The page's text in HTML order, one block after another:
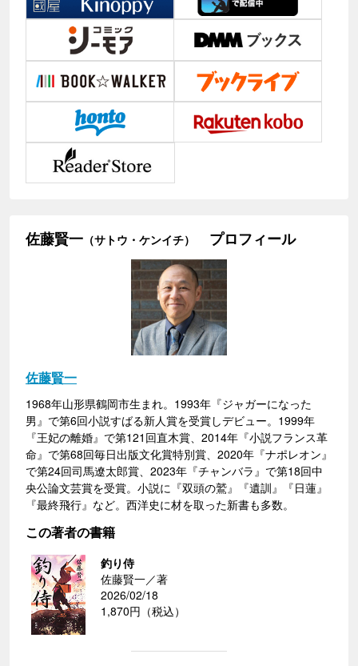
佐藤賢一 （サトウ・ケンイチ） プロフィール
佐藤賢一
1968年山形県鶴岡市生まれ。1993年『ジャガーになった
男』で第6回小説すばる新人賞を受賞しデビュー。1999年
『王妃の離婚』で第121回直木賞、2014年『小説フランス革
命』で第68回毎日出版文化賞特別賞、2020年『ナポレオン』
で第24回司馬遼太郎賞、2023年『チャンバラ』で第18回中
央公論文芸賞を受賞。小説に『双頭の鷲』『遺訓』『日蓮』
『最終飛行』など。西洋史に材を取った新書も多数。
この著者の書籍
釣り侍
佐藤賢一／著
2026/02/18
1,870円（税込）